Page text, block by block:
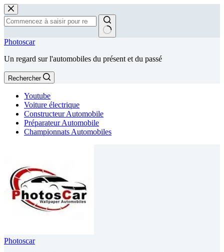
Passer
au
contenu
Aucun
Photoscar
Un regard sur l'automobiles du présent et du passé
Rechercher
Youtube
Voiture électrique
Constructeur Automobile
Préparateur Automobile
Championnats Automobiles
Photoscar